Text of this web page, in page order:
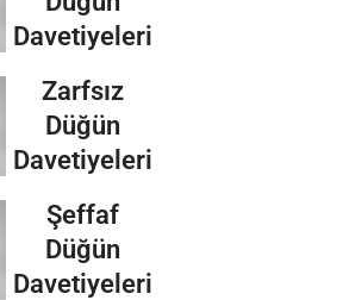
Davetiyeleri
Zarfsız
Düğün
Davetiyeleri
Şeffaf
Düğün
Davetiyeleri